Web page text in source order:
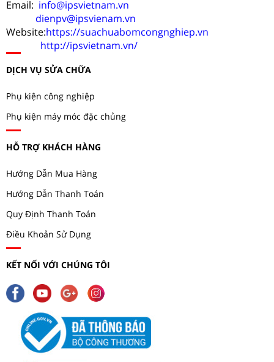
Email: info@ipsvietnam.vn
dienpv@ipsvienam.vn
Website:https://suachuabomcongnghiep.vn
http://ipsvietnam.vn/
DỊCH VỤ SỬA CHỮA
Phụ kiện công nghiệp
Phụ kiện máy móc đặc chủng
HỖ TRỢ KHÁCH HÀNG
Hướng Dẫn Mua Hàng
Hướng Dẫn Thanh Toán
Quy Định Thanh Toán
Điều Khoản Sử Dụng
KẾT NỐI VỚI CHÚNG TÔI